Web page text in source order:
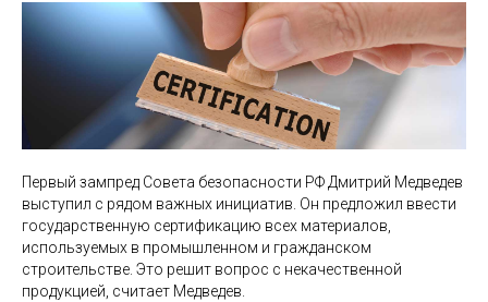
Первый зампред Совета безопасности РФ Дмитрий Медведев
выступил с рядом важных инициатив. Он предложил ввести
государственную сертификацию всех материалов,
используемых в промышленном и гражданском
строительстве. Это решит вопрос с некачественной
продукцией, считает Медведев.